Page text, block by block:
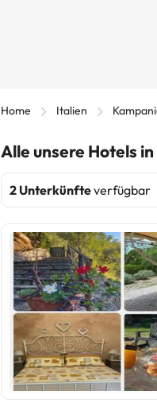
Home Italien
Alle unsere Hotels
2 Unterkünfteverfügbar